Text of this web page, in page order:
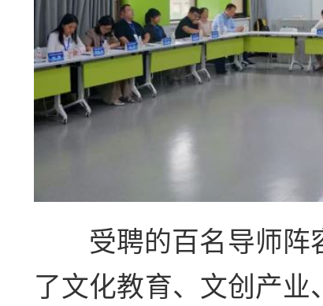
受聘的百名导师
了文化教育、文创产